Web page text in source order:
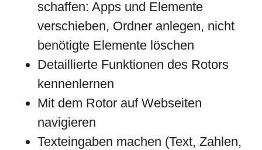
schaffen: Apps und Elemente
verschieben, Ordner anlegen, nicht
benötigte Elemente löschen
Detaillierte Funktionen des Rotors
kennenlernen
Mit dem Rotor auf Webseiten
navigieren
Texteingaben machen (Text, Zahlen,